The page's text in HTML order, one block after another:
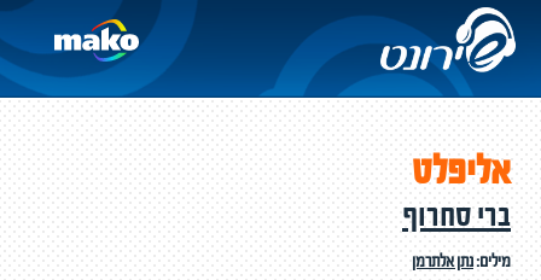
אליפלט
ברי סחרוף
מילים:נתן אלתרמן